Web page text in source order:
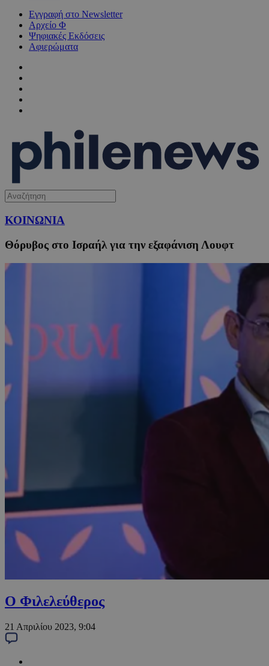
Εγγραφή στο Newsletter
Αρχείο Φ
Ψηφιακές Εκδόσεις
Αφιερώματα
ΚΟΙΝΩΝΙΑ
Θόρυβος στο Ισραήλ για την εξαφάνιση Λουφτ
Ο Φιλελεύθερος
21 Απριλίου 2023, 9:04